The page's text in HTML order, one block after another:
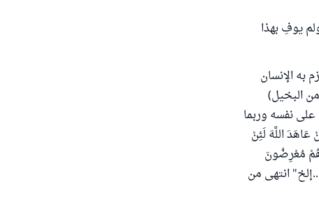
يوفِ بهذا
به الإنسان
البخيل)
نفسه وربما
اللَّهَ لَئِنْ
مُعْرِضُونَ
انتهى من